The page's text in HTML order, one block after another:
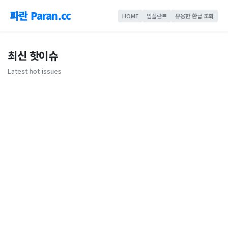
파란 Paran.cc HOME 임플란트 유용한 환급 조회
최신 핫이슈
Latest hot issues